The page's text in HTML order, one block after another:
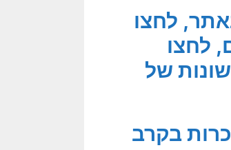
לחצו
לחצו
של
בקרב